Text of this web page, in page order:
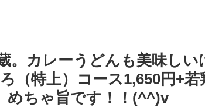
。カレーうどんも美味しい
（特上）コース1,650円+若
めちゃ旨です！！(^^)v